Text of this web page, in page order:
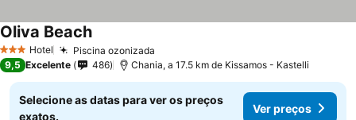
3 EstrelasHotel Piscina ozonizada
Oliva Beach
9,5 Excelente 486 Chania, a 17.5 km de Kissamos - Kastelli
Selecione as datas para ver os preços
exatos.
Ver preços